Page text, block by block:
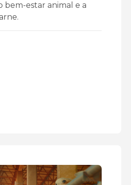
bem-estar animal e a